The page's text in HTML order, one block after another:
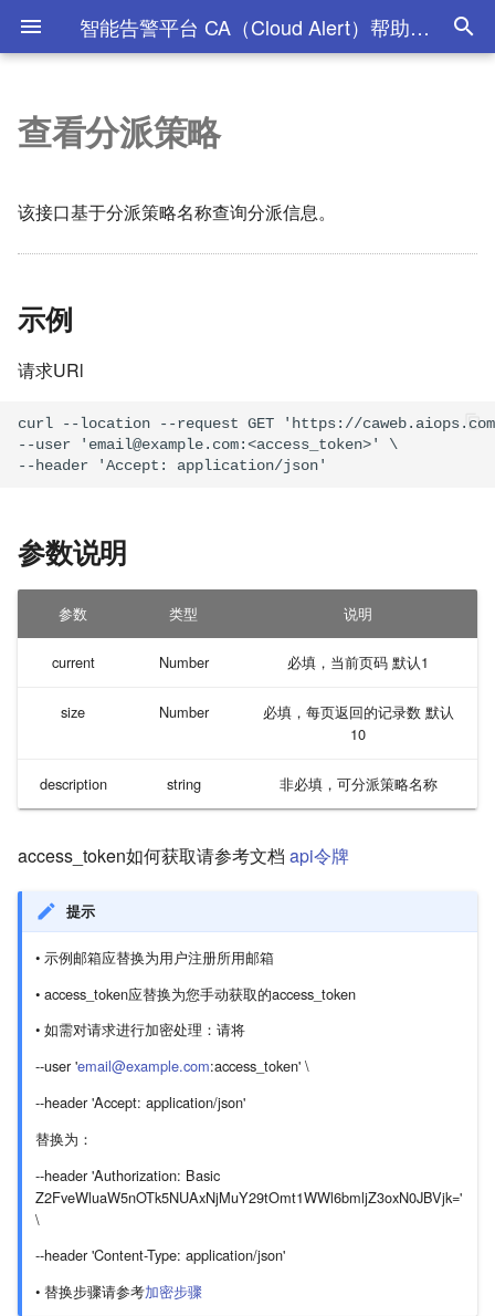
智能告警平台 CA（Cloud Alert）帮助文档 - 睿象云
产品简介
新手向导
触发测试告警
告警处理流程
故障管理
用户角色和权限
工作空间
分派策略
排班管理
自定义压缩
时间窗口智能降噪
风暴预警
自定义通知模版
数据标注
自定义告警级别
JIRA配置
根因定位
个人看板
知识库管理
自定义标签
告警集成简介
Zabbix
Nagios
Solarwinds
VMWare
Open-falcon
Prometheus
Site24x7
PagerDuty
AWS GuardDuty
skyWalking
pingDom
sensu
appdynamics
zendesk
监控宝
睿象云&OneAPM
邮箱集成
协作集成简介
钉钉
Slack
webhook
企业微信
企微安全认证
飞书
Amazon Chime
Microsoft Teams
常见问题
语音短息资费说明
安全认证
获取告警数据
示例
参数说明
响应报文
响应参数
data结果集
错误响应
错误响应码
查看维护信息
取消维护计划
2026年
2026年05月
2026年04月
2025年 2025年05月
2025年08月
2025年12月
2024年
2024年03月
2024年04月
2024年12月
2023年
2023年03月
2023年04月
2023年07月
2023年08月
2023年10月
2023年11月_1
2023年12月
2022年
2022年02月
2022年03月
2022年06月第一版
2022年06月第二版
2022年08月第二版
2022年09月
2022年11月_第一版
2022年11月_第二版
2022年12月
查看分派策略
该接口基于分派策略名称查询分派信息。
示例
请求URl
curl --location --request GET 'https://
--user 'email@example.com:<access_token>' \
参数说明
参数 类型 说明
current Number 必填，当前页码 默认1
size Number
必填，每页返回的记录数 默认
10
description string 非必填，可分派策略名称
access_token如何获取请参考文档 api令牌
提示
• 示例邮箱应替换为用户注册所用邮箱
• access_token应替换为您手动获取的access_token
• 如需对请求进行加密处理：请将
--user 'email@example.com:access_token' \
--header 'Accept: application/json'
替换为：
--header 'Authorization: Basic
Z2FveWluaW5nOTk5NUAxNjMuY29tOmt1WWl6bmljZ3oxN0JBVjk='
\
--header 'Content-Type: application/json'
• 替换步骤请参考加密步骤